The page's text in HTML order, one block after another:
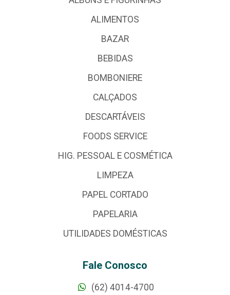
ALIMENTOS
BAZAR
BEBIDAS
BOMBONIERE
CALÇADOS
DESCARTÁVEIS
FOODS SERVICE
HIG. PESSOAL E COSMÉTICA
LIMPEZA
PAPEL CORTADO
PAPELARIA
UTILIDADES DOMÉSTICAS
Fale Conosco
(62) 4014-4700